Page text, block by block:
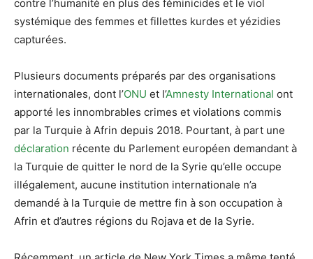
contre l’humanité en plus des féminicides et le viol
systémique des femmes et fillettes kurdes et yézidies
capturées.
Plusieurs documents préparés par des organisations
internationales, dont l’ONU et l’Amnesty International ont
apporté les innombrables crimes et violations commis
par la Turquie à Afrin depuis 2018. Pourtant, à part une
déclaration récente du Parlement européen demandant à
la Turquie de quitter le nord de la Syrie qu’elle occupe
illégalement, aucune institution internationale n’a
demandé à la Turquie de mettre fin à son occupation à
Afrin et d’autres régions du Rojava et de la Syrie.